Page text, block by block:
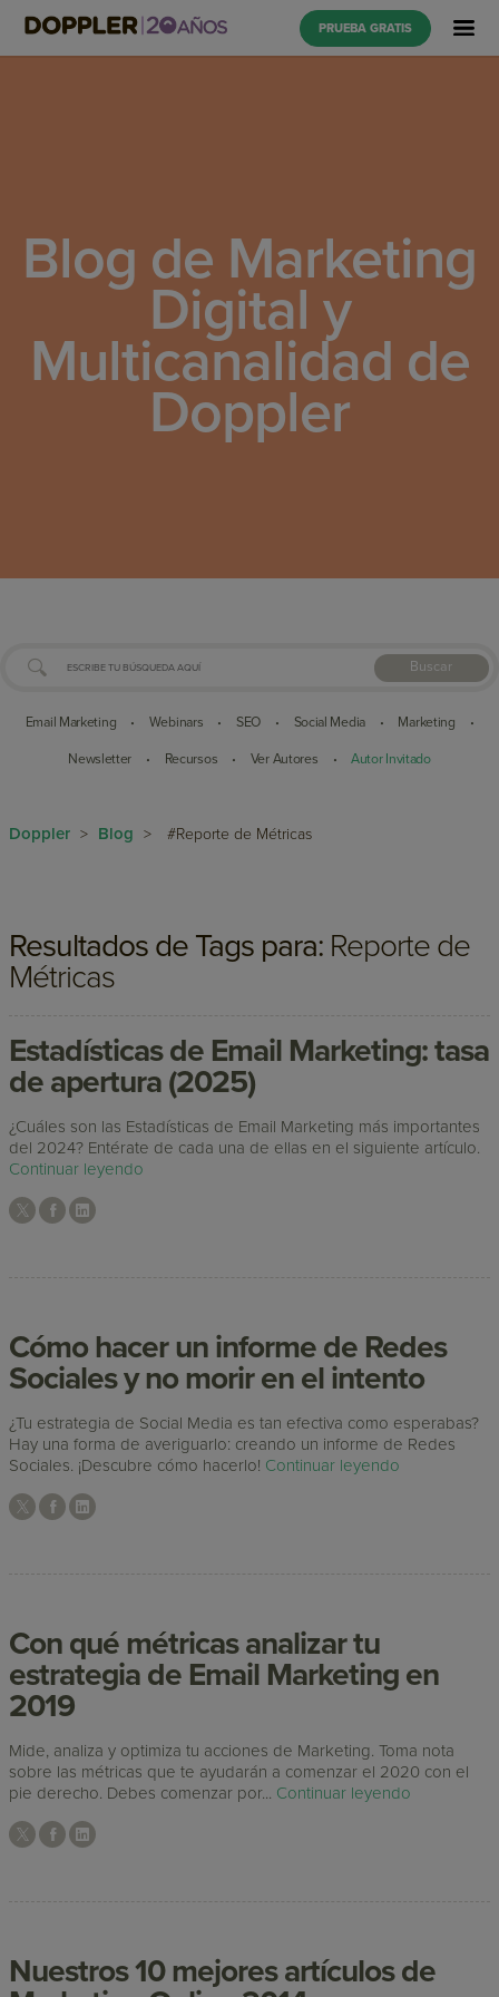
PRUEBA GRATIS
Blog de Marketing
Digital y
Multicanalidad de
Doppler
Buscar
Email Marketing • Webinars • SEO • Social Media • Marketing •
Newsletter • Recursos • Ver Autores • Autor Invitado
Doppler > Blog > #Reporte de Métricas
Resultados de Tags para: Reporte de
Métricas
Estadísticas de Email Marketing: tasa
de apertura (2025)
¿Cuáles son las Estadísticas de Email Marketing más importantes
del 2024? Entérate de cada una de ellas en el siguiente artículo.
Continuar leyendo
Cómo hacer un informe de Redes
Sociales y no morir en el intento
¿Tu estrategia de Social Media es tan efectiva como esperabas?
Hay una forma de averiguarlo: creando un informe de Redes
Sociales. ¡Descubre cómo hacerlo! Continuar leyendo
Con qué métricas analizar tu
estrategia de Email Marketing en
2019
Mide, analiza y optimiza tu acciones de Marketing. Toma nota
sobre las métricas que te ayudarán a comenzar el 2020 con el
pie derecho. Debes comenzar por... Continuar leyendo
Nuestros 10 mejores artículos de